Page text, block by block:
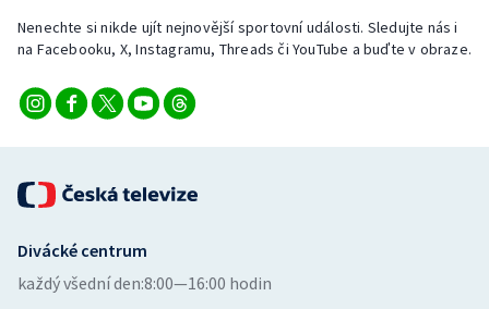
Vodní slalom
Ostatní
Nenechte si nikde ujít nejnovější sportovní události. Sledujte nás i
na Facebooku, X, Instagramu, Threads či YouTube a buďte v obraze.
Divácké centrum
každý všední den:8:00—16:00 hodin